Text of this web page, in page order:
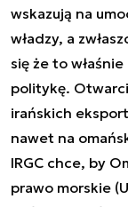
wskazują na
władzy, a
się że to
politykę.
irańskich
nawet na
IRGC chce, by
prawo morskie